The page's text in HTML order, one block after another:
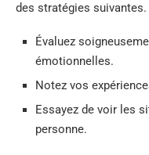
des stratégies suivantes.
Évaluez
émotionnelles.
Notez vos
Essayez de voir les
personne.